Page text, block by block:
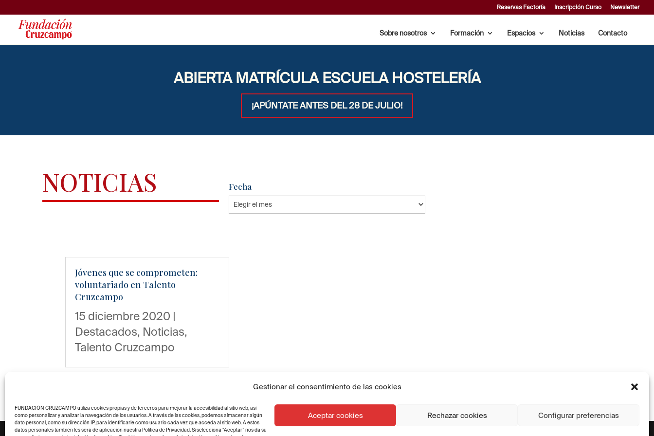
Gestionar el consentimiento de las cookies
FUNDACIÓN CRUZCAMPO utiliza cookies propias y de terceros para mejorar la accesibilidad al sitio web, así
como personalizar y analizar la navegación de los usuarios. A través de las cookies, podemos almacenar algún
dato personal, como su dirección IP, para identificarle como usuario cada vez que acceda al sitio web. A estos
datos personales también les será de aplicación nuestra Política de Privacidad. Si selecciona “Aceptar” nos da su
Aceptar cookies Rechazar cookies Configurar preferencias
Reservas Factoría Inscripción Curso Newsletter
Sobre nosotros Formación Espacios Noticias Contacto
ABIERTA MATRÍCULA ESCUELA HOSTELERÍA
¡APÚNTATE ANTES DEL 28 DE JULIO!
NOTICIAS Fecha
Fecha
Jóvenes que se comprometen:
voluntariado en Talento
Cruzcampo
15 diciembre 2020 |
Destacados, Noticias,
Talento Cruzcampo